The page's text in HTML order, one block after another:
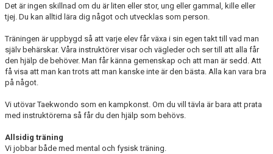
TAEKWONDONS HISTORIA
Det är ingen skillnad om du är liten eller stor, ung eller gammal, kille eller
tjej. Du kan alltid lära dig något och utvecklas som person.
Träningen är uppbygd så att varje elev får växa i sin egen takt till vad man
själv behärskar. Våra instruktörer visar och vägleder och ser till att alla får
den hjälp de behöver. Man får känna gemenskap och att man är sedd. Att
få visa att man kan trots att man kanske inte är den bästa. Alla kan vara bra
på något.
Vi utövar Taekwondo som en kampkonst. Om du vill tävla är bara att prata
med instruktörerna så får du den hjälp som behövs.
Allsidig träning
Vi jobbar både med mental och fysisk träning.